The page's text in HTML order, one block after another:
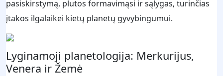
pasiskirstymą, plutos formavimąsi ir sąlygas, turinčias
įtakos ilgalaikei kietų planetų gyvybingumui.
Lyginamoji planetologija: Merkurijus,
Venera ir Žemė